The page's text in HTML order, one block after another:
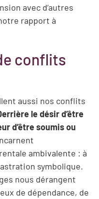
avec d’autres
rapport à
conflits
aussi nos conflits
le désir d’être
d’être soumis ou
ambivalente : à
symbolique.
nous dérangent
de dépendance, de